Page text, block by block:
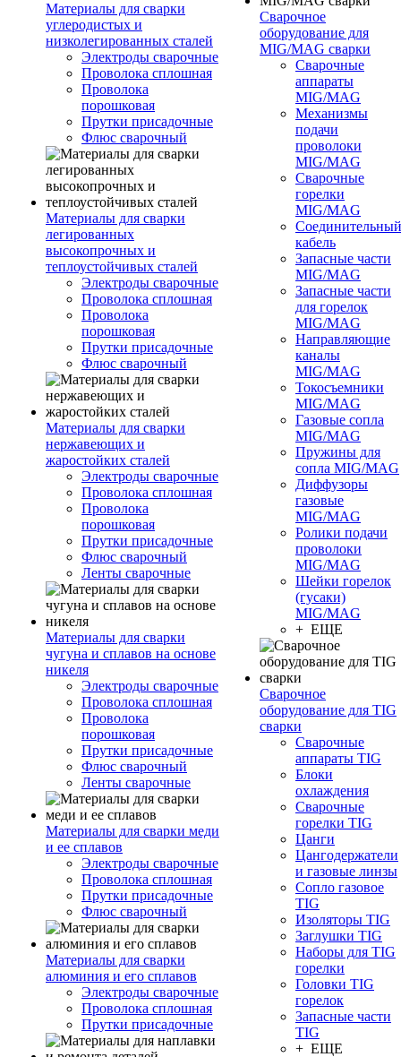
Материалы для сварки
углеродистых и
низколегированных сталей
Электроды сварочные
Проволока сплошная
Проволока
порошковая
Прутки присадочные
Флюс сварочный
Материалы для сварки
легированных
высокопрочных и
теплоустойчивых сталей
Электроды сварочные
Проволока сплошная
Проволока
порошковая
Прутки присадочные
Флюс сварочный
Материалы для сварки
нержавеющих и
жаростойких сталей
Электроды сварочные
Проволока сплошная
Проволока
порошковая
Прутки присадочные
Флюс сварочный
Ленты сварочные
Материалы для сварки
чугуна и сплавов на основе
никеля
Электроды сварочные
Проволока сплошная
Проволока
порошковая
Прутки присадочные
Флюс сварочный
Ленты сварочные
Материалы для сварки меди
и ее сплавов
Электроды сварочные
Проволока сплошная
Прутки присадочные
Флюс сварочный
Материалы для сварки
алюминия и его сплавов
Электроды сварочные
Проволока сплошная
Прутки присадочные
Сварочное
оборудование для
MIG/MAG сварки
Сварочные
аппараты
MIG/MAG
Механизмы
подачи
проволоки
MIG/MAG
Сварочные
горелки
MIG/MAG
Соединительный
кабель
Запасные части
MIG/MAG
Запасные части
для горелок
MIG/MAG
Направляющие
каналы
MIG/MAG
Токосъемники
MIG/MAG
Газовые сопла
MIG/MAG
Пружины для
сопла MIG/MAG
Диффузоры
газовые
MIG/MAG
Ролики подачи
проволоки
MIG/MAG
Шейки горелок
(гусаки)
MIG/MAG
+ ЕЩЕ
Сварочное
оборудование для TIG
сварки
Сварочные
аппараты TIG
Блоки
охлаждения
Сварочные
горелки TIG
Цанги
Цангодержатели
и газовые линзы
Сопло газовое
TIG
Изоляторы TIG
Заглушки TIG
Наборы для TIG
горелки
Головки TIG
горелок
Запасные части
TIG
+ ЕЩЕ